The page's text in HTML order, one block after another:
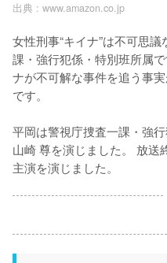
出典 : www.amazon.co.jp
女性刑事“キイナ”は不可思
課・強行犯係・特別班所属
ナが不可解な事件を追う事
です。
平岡は警視庁捜査一課・強
山崎 尊を演じました。 放送
主演を演じました。